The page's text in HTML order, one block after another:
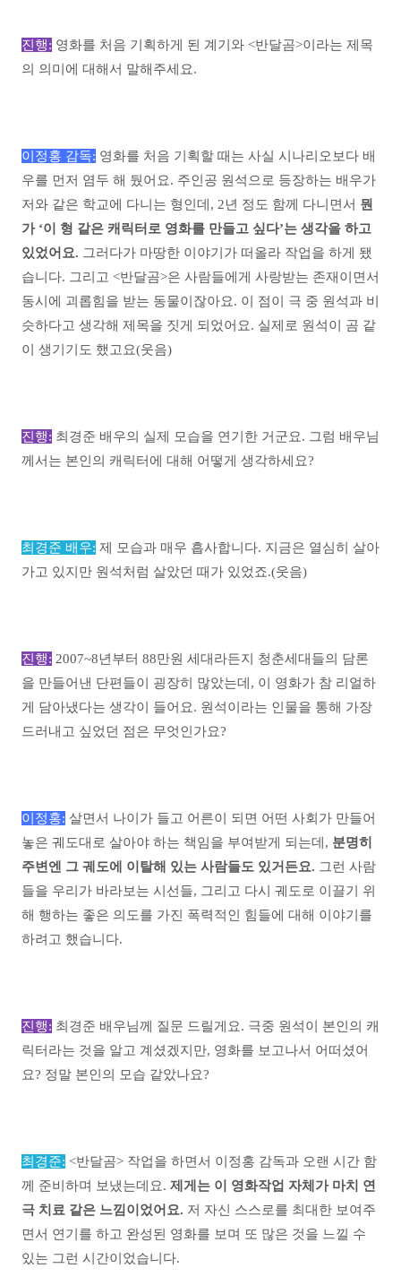
진행: 영화를 처음 기획하게 된 계기와 <반달곰>이라는 제목
의 의미에 대해서 말해주세요.
이정홍 감독: 영화를 처음 기획할 때는 사실 시나리오보다 배
우를 먼저 염두 해 뒀어요. 주인공 원석으로 등장하는 배우가
저와 같은 학교에 다니는 형인데, 2년 정도 함께 다니면서 뭔
가 ‘이 형 같은 캐릭터로 영화를 만들고 싶다’는 생각을 하고
있었어요. 그러다가 마땅한 이야기가 떠올라 작업을 하게 됐
습니다. 그리고 <반달곰>은 사람들에게 사랑받는 존재이면서
동시에 괴롭힘을 받는 동물이잖아요. 이 점이 극 중 원석과 비
슷하다고 생각해 제목을 짓게 되었어요. 실제로 원석이 곰 같
이 생기기도 했고요(웃음)
진행: 최경준 배우의 실제 모습을 연기한 거군요. 그럼 배우님
께서는 본인의 캐릭터에 대해 어떻게 생각하세요?
최경준 배우: 제 모습과 매우 흡사합니다. 지금은 열심히 살아
가고 있지만 원석처럼 살았던 때가 있었죠.(웃음)
진행: 2007~8년부터 88만원 세대라든지 청춘세대들의 담론
을 만들어낸 단편들이 굉장히 많았는데, 이 영화가 참 리얼하
게 담아냈다는 생각이 들어요. 원석이라는 인물을 통해 가장
드러내고 싶었던 점은 무엇인가요?
이정홍: 살면서 나이가 들고 어른이 되면 어떤 사회가 만들어
놓은 궤도대로 살아야 하는 책임을 부여받게 되는데, 분명히
주변엔 그 궤도에 이탈해 있는 사람들도 있거든요. 그런 사람
들을 우리가 바라보는 시선들, 그리고 다시 궤도로 이끌기 위
해 행하는 좋은 의도를 가진 폭력적인 힘들에 대해 이야기를
하려고 했습니다.
진행: 최경준 배우님께 질문 드릴게요. 극중 원석이 본인의 캐
릭터라는 것을 알고 계셨겠지만, 영화를 보고나서 어떠셨어
요? 정말 본인의 모습 같았나요?
최경준: <반달곰> 작업을 하면서 이정홍 감독과 오랜 시간 함
께 준비하며 보냈는데요. 제게는 이 영화작업 자체가 마치 연
극 치료 같은 느낌이었어요. 저 자신 스스로를 최대한 보여주
면서 연기를 하고 완성된 영화를 보며 또 많은 것을 느낄 수
있는 그런 시간이었습니다.